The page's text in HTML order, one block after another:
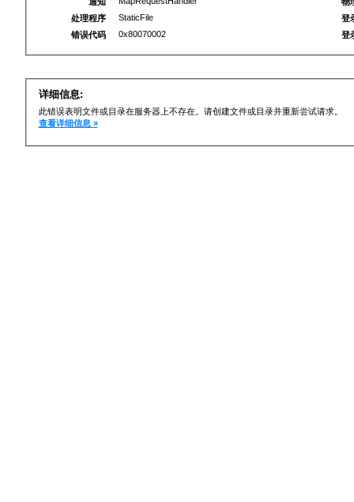
处理程序
StaticFile
错误代码
0x80070002
登
登
详细信息:
此错误表明文件或目录在服务器上不存在。请创建文件或目录并重新尝试请求。
查看详细信息 »